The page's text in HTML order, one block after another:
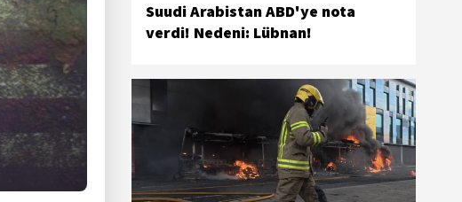
Suudi Arabistan ABD'ye nota
verdi! Nedeni: Lübnan!